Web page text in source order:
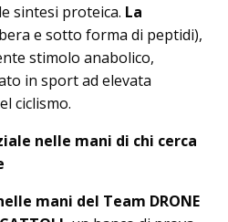
sintesi proteica. La
e sotto forma di peptidi),
stimolo anabolico,
in sport ad elevata
ciclismo.
nelle mani di chi cerca
mani del Team DRONE